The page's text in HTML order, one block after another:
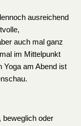
ausreichend
auch mal ganz
im Mittelpunkt
Yoga am Abend ist
beweglich oder